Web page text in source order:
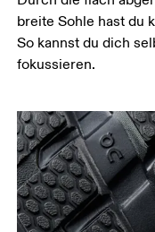
breite Sohle hast du
So kannst du dich
fokussieren.